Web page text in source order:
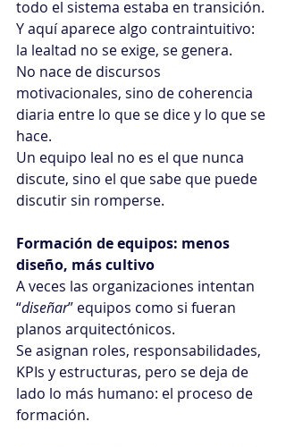
todo el sistema estaba en transición.
Y aquí aparece algo contraintuitivo:
la lealtad no se exige, se genera.
No nace de discursos
motivacionales, sino de coherencia
diaria entre lo que se dice y lo que se
hace.
Un equipo leal no es el que nunca
discute, sino el que sabe que puede
discutir sin romperse.
Formación de equipos: menos
diseño, más cultivo
A veces las organizaciones intentan
“diseñar” equipos como si fueran
planos arquitectónicos.
Se asignan roles, responsabilidades,
KPIs y estructuras, pero se deja de
lado lo más humano: el proceso de
formación.